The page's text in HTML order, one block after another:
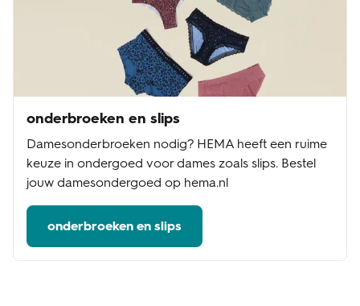
onderbroeken en slips
Damesonderbroeken nodig? HEMA heeft een ruime
keuze in ondergoed voor dames zoals slips. Bestel
jouw damesondergoed op hema.nl
onderbroeken en slips